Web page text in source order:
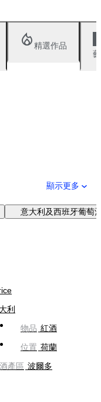
精選作品
顯示更多
意大利及西班牙葡萄
利
物品 紅酒
位置 荷蘭
產區 波爾多